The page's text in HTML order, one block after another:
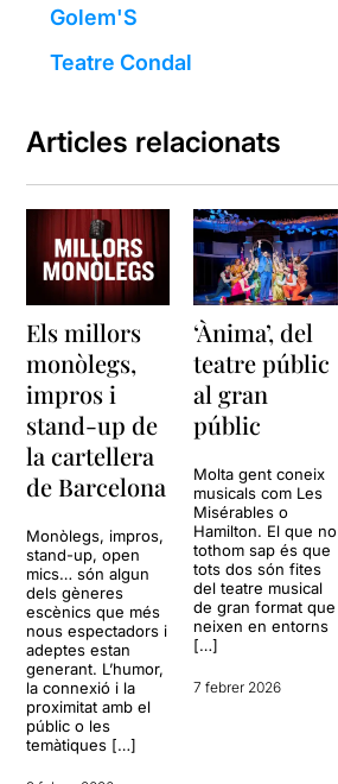
Golem'S
Teatre Condal
Articles relacionats
Els millors
monòlegs,
impros i
stand-up de
la cartellera
de Barcelona
Monòlegs, impros,
stand-up, open
mics… són algun
dels gèneres
escènics que més
nous espectadors i
adeptes estan
generant. L’humor,
la connexió i la
proximitat amb el
públic o les
temàtiques […]
‘Ànima’, del
teatre públic
al gran
públic
Molta gent coneix
musicals com Les
Misérables o
Hamilton. El que no
tothom sap és que
tots dos són fites
del teatre musical
de gran format que
neixen en entorns
[…]
7 febrer 2026